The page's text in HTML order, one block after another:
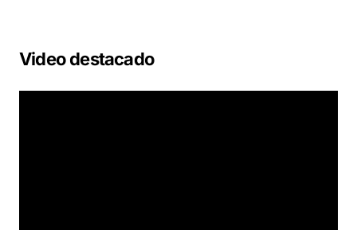
Video destacado